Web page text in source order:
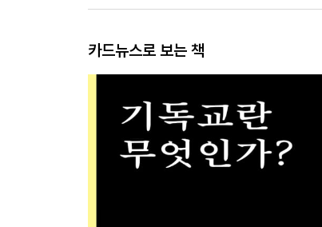
카드뉴스로 보는 책